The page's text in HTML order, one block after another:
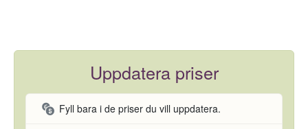
Uppdatera priser
Fyll bara i de priser du vill uppdatera.